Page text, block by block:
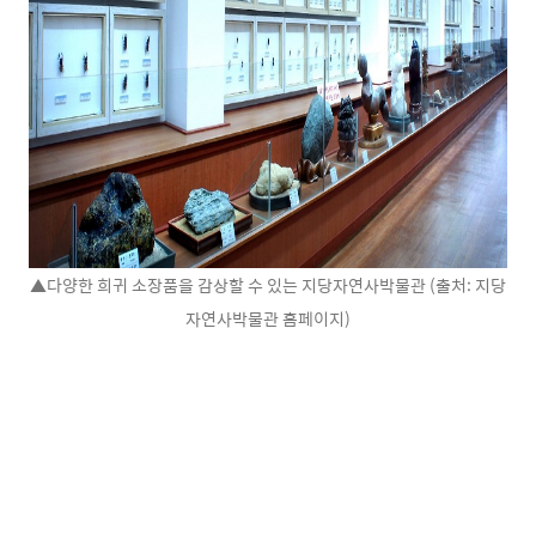
▲다양한 희귀 소장품을 감상할 수 있는 지당자연사박물관 (출처: 지당
자연사박물관 홈페이지)